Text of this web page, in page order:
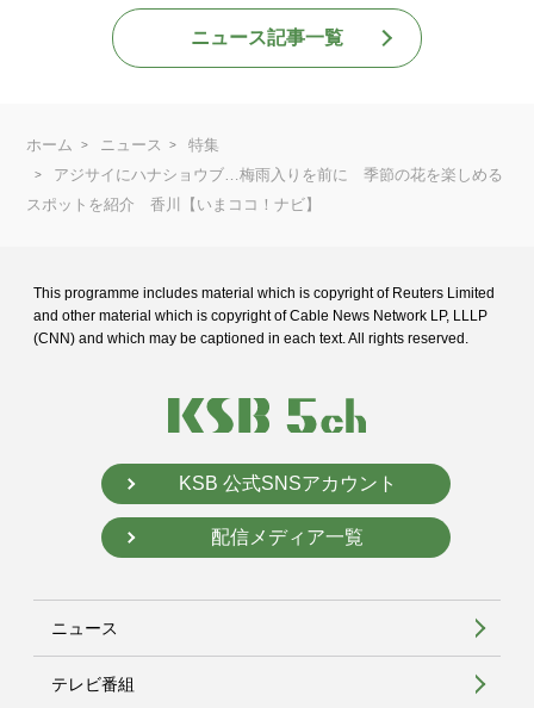
ニュース記事一覧
ホーム ニュース
特集
アジサイにハナショウブ…梅雨入りを前に 季節の花を楽しめる
スポットを紹介 香川【いまココ！ナビ】
This programme includes material which is copyright of Reuters Limited
and other material which is copyright of Cable News Network LP, LLLP
(CNN) and which may be captioned in each text. All rights reserved.
KSB 公式SNSアカウント
配信メディア一覧
ニュース
テレビ番組